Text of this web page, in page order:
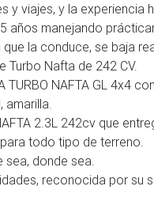
y viajes, y la experiencia
años manejando
la conduce, se baja
Turbo Nafta de 242 CV.
TURBO NAFTA GL 4x4
amarilla.
2.3L 242cv que
todo tipo de terreno.
sea, donde sea.
reconocida por su